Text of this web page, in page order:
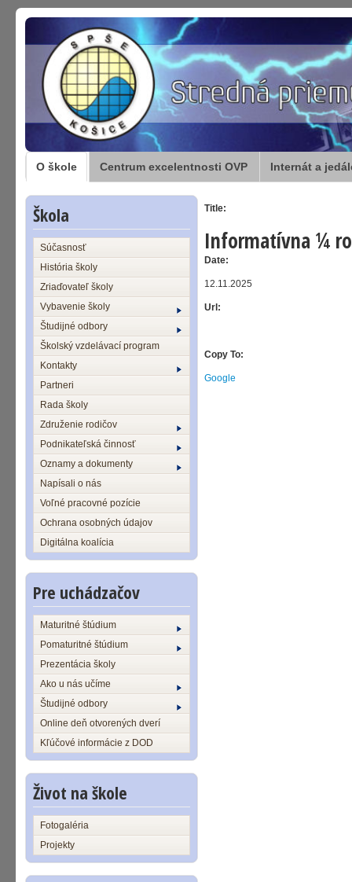
O škole Centrum excelentnosti OVP Internát a
Škola
Súčasnosť
História školy
Zriaďovateľ školy
Vybavenie školy
Študijné odbory
Školský vzdelávací program
Kontakty
Partneri
Rada školy
Združenie rodičov
Podnikateľská činnosť
Oznamy a dokumenty
Napísali o nás
Voľné pracovné pozície
Ochrana osobných údajov
Digitálna koalícia
Pre uchádzačov
Maturitné štúdium
Pomaturitné štúdium
Prezentácia školy
Ako u nás učíme
Študijné odbory
Online deň otvorených dverí
Kľúčové informácie z DOD
Život na škole
Fotogaléria
Projekty
Title:
Informatívna ¼
Date:
12.11.2025
Url:
Copy To:
Google